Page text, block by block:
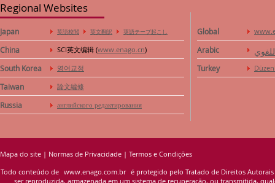
Regional Websites
Japan 英語校閲 英文翻訳 英語テープ起こし
China SCI英文编辑 (www.enago.cn)
South Korea 영어교정
Taiwan 論文編修
Russia английского редактирования
Global
Arabic
Turkey
Mapa do site | Normas de Privacidade | Termos e Condições
Todo conteúdo de www.enago.com.br é protegido pelo Tratado de Direitos
ser reproduzida, armazenada em um sistema de recuperação, ou transmitida,